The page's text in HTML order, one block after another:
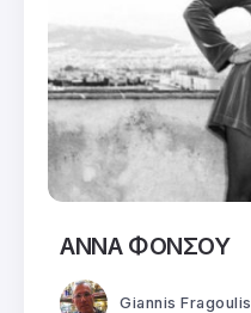
ΑΝΝΑ ΦΟΝΣΟΥ
Giannis Fragoulis